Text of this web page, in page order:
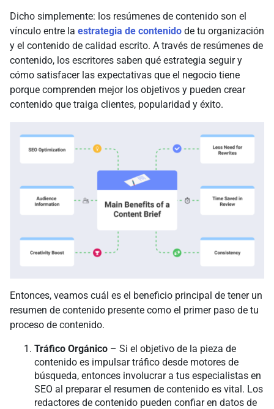
Dicho simplemente: los resúmenes de contenido son el
vínculo entre la estrategia de contenido de tu organización
y el contenido de calidad escrito. A través de resúmenes de
contenido, los escritores saben qué estrategia seguir y
cómo satisfacer las expectativas que el negocio tiene
porque comprenden mejor los objetivos y pueden crear
contenido que traiga clientes, popularidad y éxito.
Entonces, veamos cuál es el beneficio principal de tener un
resumen de contenido presente como el primer paso de tu
proceso de contenido.
Tráfico Orgánico – Si el objetivo de la pieza de
contenido es impulsar tráfico desde motores de
búsqueda, entonces involucrar a tus especialistas en
SEO al preparar el resumen de contenido es vital. Los
redactores de contenido pueden confiar en datos de